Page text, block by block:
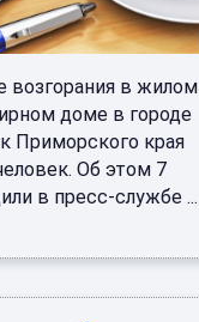
возгорания в жилом
доме в городе
Приморского края
Об этом 7
в пресс-службе ...